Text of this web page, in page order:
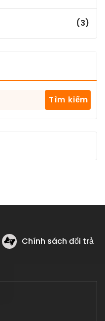
(3)
Chính sách đổi trả